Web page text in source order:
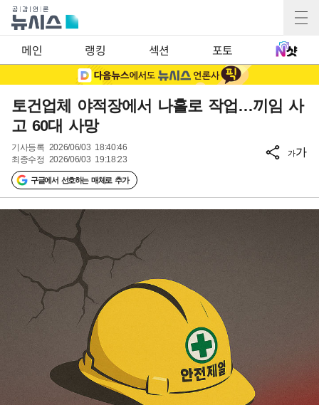
메인 랭킹 섹션 포토
토건업체 야적장에서 나홀로 작업…끼임 사
고 60대 사망
기사등록 2026/06/03 18:40:46
최종수정 2026/06/03 19:18:23
구글에서 선호하는 매체로 추가
가가